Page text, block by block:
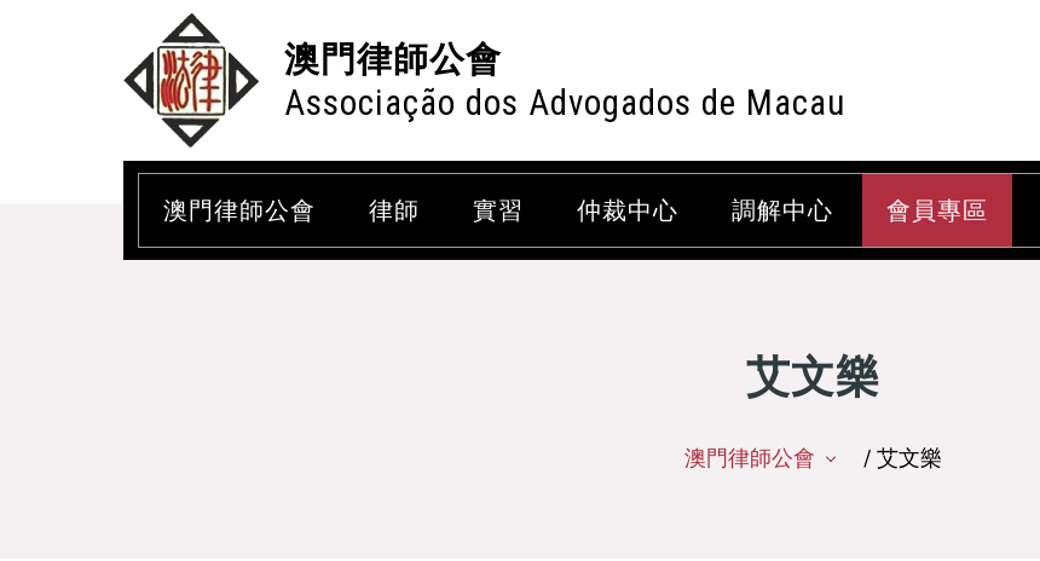
澳門律師公會
Associação dos Advogados de Macau
澳門律師公會 律師 實習 仲裁中心 調解中心 會員專區
艾文樂
澳門律師公會 / 艾文樂